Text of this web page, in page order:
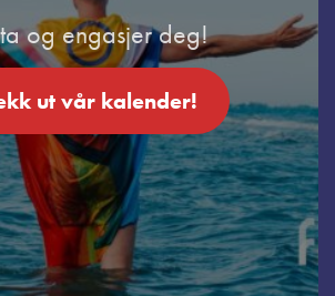
og engasjer deg!
ut vår kalender!